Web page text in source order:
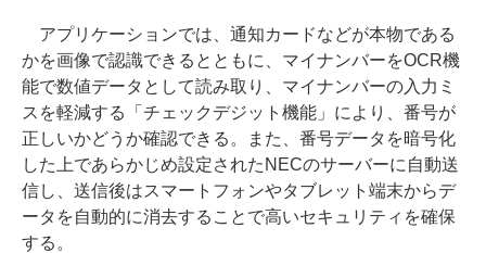
アプリケーションでは、通知カードなどが本物である
かを画像で認識できるとともに、マイナンバーをOCR機
能で数値データとして読み取り、マイナンバーの入力ミ
スを軽減する「チェックデジット機能」により、番号が
正しいかどうか確認できる。また、番号データを暗号化
した上であらかじめ設定されたNECのサーバーに自動送
信し、送信後はスマートフォンやタブレット端末からデ
ータを自動的に消去することで高いセキュリティを確保
する。